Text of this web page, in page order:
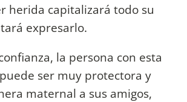
herida capitalizará todo su
expresarlo.
la persona con esta
ser muy protectora y
maternal a sus amigos,